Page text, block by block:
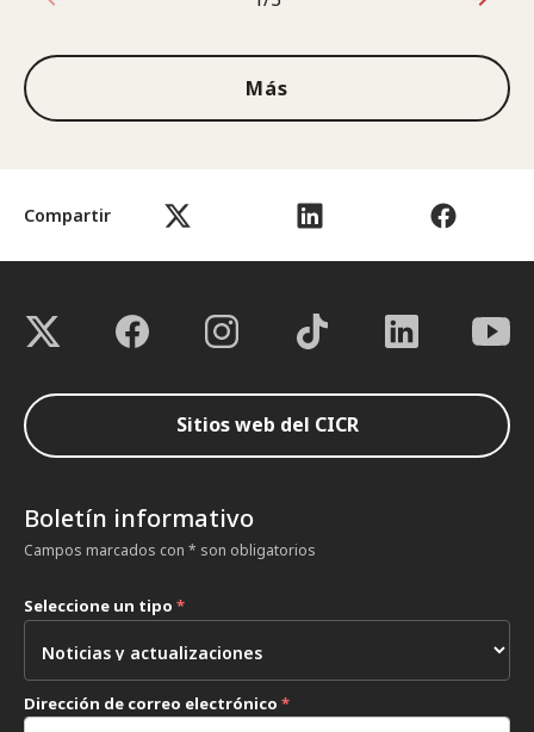
Compartir
1de3
Más
Sitios web del CICR
Boletín informativo
Campos marcados con * son obligatorios
Seleccione un tipo *
Dirección de correo electrónico *